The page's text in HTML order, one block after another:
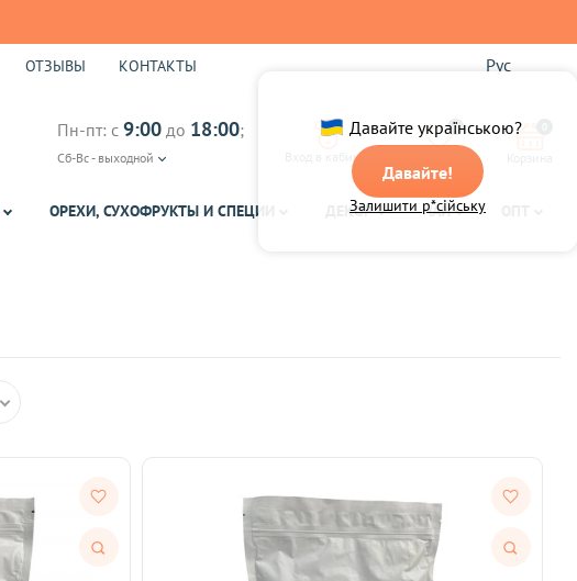
Давайте українською?
Давайте!
Залишити р*сійську
ОТЗЫВЫ КОНТАКТЫ Рус
Пн-пт: с 9:00 до 18:00;
Сб-Вс - выходной Вход в кабинет
0
ОРЕХИ, СУХОФРУКТЫ И СПЕЦИИ ДЕКОР ЧАЙ